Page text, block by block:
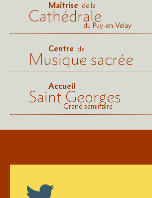
Maîtrise de la
Cathédraledu Puy-en-Velay
Centre de
Musique sacrée
Accueil
Saint Georges
Grand séminaire